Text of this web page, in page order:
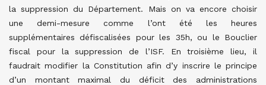
la suppression du Département. Mais on va encore choisir
une demi-mesure comme l’ont été les heures
supplémentaires défiscalisées pour les 35h, ou le Bouclier
fiscal pour la suppression de l’ISF. En troisième lieu, il
faudrait modifier la Constitution afin d’y inscrire le principe
d’un montant maximal du déficit des administrations